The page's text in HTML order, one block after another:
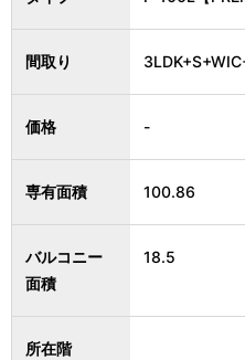
間取り
価格 -
専有面積 100.86
バルコニー
面積
18.5
所在階